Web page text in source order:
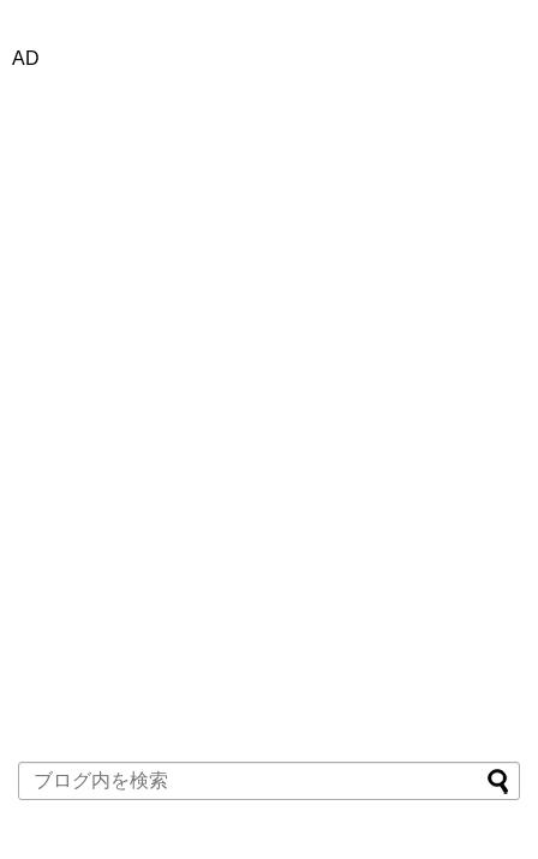
AD